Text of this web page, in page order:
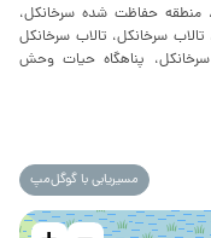
منطقه حفاظت شده سرخانکل،
سرخانکل، تالاب سرخانکل
سرخانکل، پناهگاه حیات وحش
مسیریابی با گوگل‌مپ